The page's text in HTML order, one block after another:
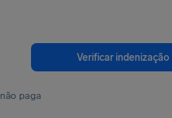
Verificar indenização
paga